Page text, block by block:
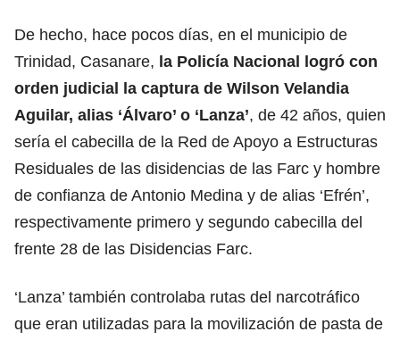
De hecho, hace pocos días, en el municipio de
Trinidad, Casanare, la Policía Nacional logró con
orden judicial la captura de Wilson Velandia
Aguilar, alias ‘Álvaro’ o ‘Lanza’, de 42 años, quien
sería el cabecilla de la Red de Apoyo a Estructuras
Residuales de las disidencias de las Farc y hombre
de confianza de Antonio Medina y de alias ‘Efrén’,
respectivamente primero y segundo cabecilla del
frente 28 de las Disidencias Farc.
‘Lanza’ también controlaba rutas del narcotráfico
que eran utilizadas para la movilización de pasta de